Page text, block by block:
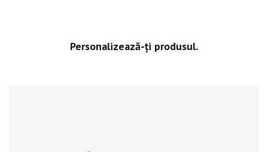
Personalizează-ți produsul.